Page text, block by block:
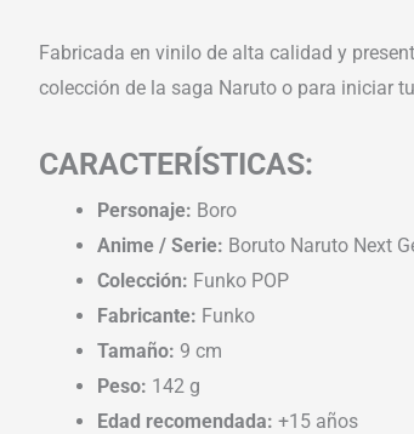
Fabricada en vinilo de alta calidad y
colección de la saga Naruto o para iniciar
CARACTERÍSTICAS:
Personaje: Boro
Anime / Serie: Boruto Naruto Next
Colección: Funko POP
Fabricante: Funko
Tamaño: 9 cm
Peso: 142 g
Edad recomendada: +15 años